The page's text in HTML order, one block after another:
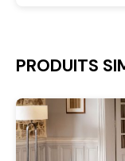
PRODUITS